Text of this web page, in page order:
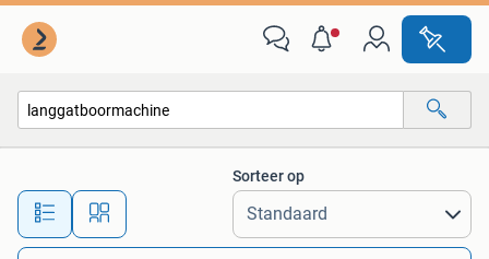
Alle afstanden…
Sorteer op